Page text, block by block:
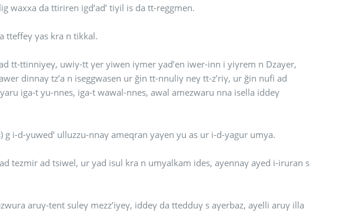
waxxa da ttiriren igd’ad’ tiγil is da tt-reggmen.
tteffeγ γas kra n tikkal.
tt-ttinniyeγ, uwiγ-tt γer yiwen iγmer yad’en iwer-inn i yiγrem n Dzayer,
dinnaγ tz’a n iseggwasen ur ğin tt-nnuliγ neγ tt-z’riγ, ur ğin nufi ad
iga-t yu-nnes, iga-t wawal-nnes, awal amezwaru nna isella iddeγ
Tizwuri γuri nekkin, bd’iγ d-wawal n yu ; asra (après) g i-d-yuwed’ ulluzzu-nnaγ ameqran yaγen yu as ur i-d-yagur umya.
tezmir ad tsiwel, ur yad isul kra n umyalkam ides, ayennaγ ayed i-iruran s
aruγ-tent suleγ mezz’iyeγ, iddeγ da ttedduγ s aγerbaz, ayelli aruγ illa